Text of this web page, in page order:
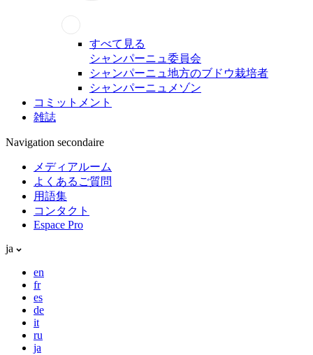
すべて見る
シャンパーニュ委員会
シャンパーニュ地方のブドウ栽培者
シャンパーニュメゾン
コミットメント
雑誌
Navigation secondaire
メディアルーム
よくあるご質問
用語集
コンタクト
Espace Pro
ja
en
fr
es
de
it
ru
ja